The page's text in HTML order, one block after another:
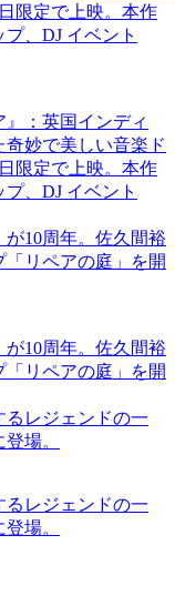
限定で上映。本作
、DJ イベント
』：英国インディ
妙で美しい音楽ド
限定で上映。本作
、DJ イベント
10周年。佐久間裕
リペアの庭」を開
10周年。佐久間裕
リペアの庭」を開
レジェンドの一
場。
レジェンドの一
場。